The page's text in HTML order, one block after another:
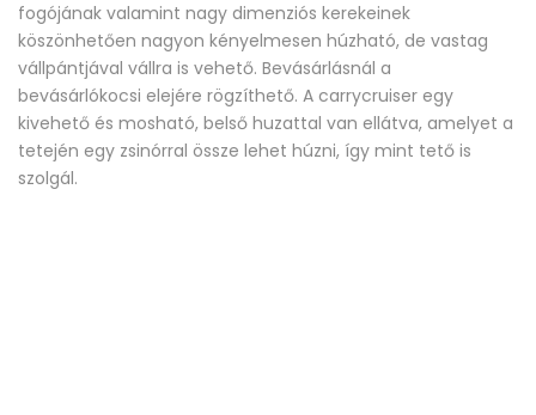
fogójának valamint nagy dimenziós kerekeinek
köszönhetően nagyon kényelmesen húzható, de vastag
vállpántjával vállra is vehető. Bevásárlásnál a
bevásárlókocsi elejére rögzíthető. A carrycruiser egy
kivehető és mosható, belső huzattal van ellátva, amelyet a
tetején egy zsinórral össze lehet húzni, így mint tető is
szolgál.